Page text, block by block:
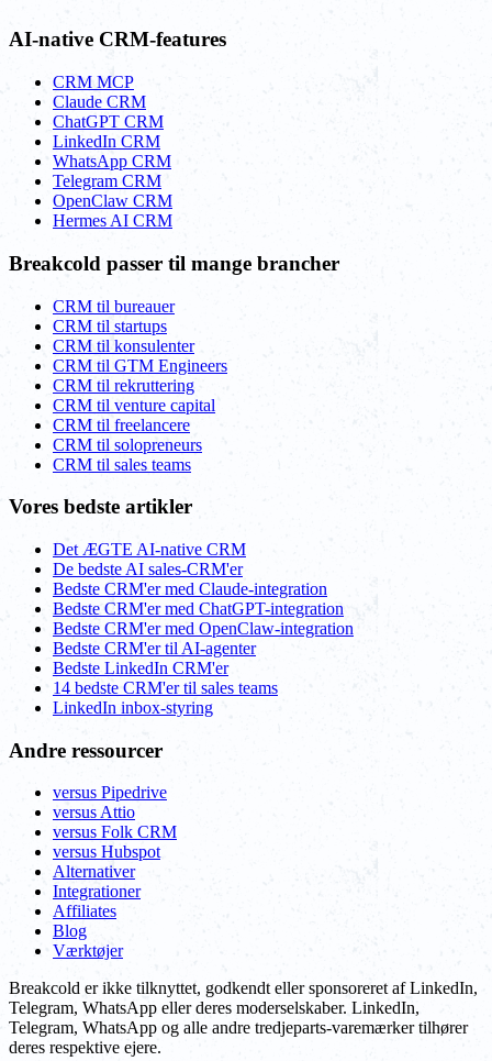
AI-native CRM-features
CRM MCP
Claude CRM
ChatGPT CRM
LinkedIn CRM
WhatsApp CRM
Telegram CRM
OpenClaw CRM
Hermes AI CRM
Breakcold passer til mange brancher
CRM til bureauer
CRM til startups
CRM til konsulenter
CRM til GTM Engineers
CRM til rekruttering
CRM til venture capital
CRM til freelancere
CRM til solopreneurs
CRM til sales teams
Vores bedste artikler
Det ÆGTE AI-native CRM
De bedste AI sales-CRM'er
Bedste CRM'er med Claude-integration
Bedste CRM'er med ChatGPT-integration
Bedste CRM'er med OpenClaw-integration
Bedste CRM'er til AI-agenter
Bedste LinkedIn CRM'er
14 bedste CRM'er til sales teams
LinkedIn inbox-styring
Andre ressourcer
versus Pipedrive
versus Attio
versus Folk CRM
versus Hubspot
Alternativer
Integrationer
Affiliates
Blog
Værktøjer
Breakcold er ikke tilknyttet, godkendt eller sponsoreret af LinkedIn,
Telegram, WhatsApp eller deres moderselskaber. LinkedIn,
Telegram, WhatsApp og alle andre tredjeparts-varemærker tilhører
deres respektive ejere.